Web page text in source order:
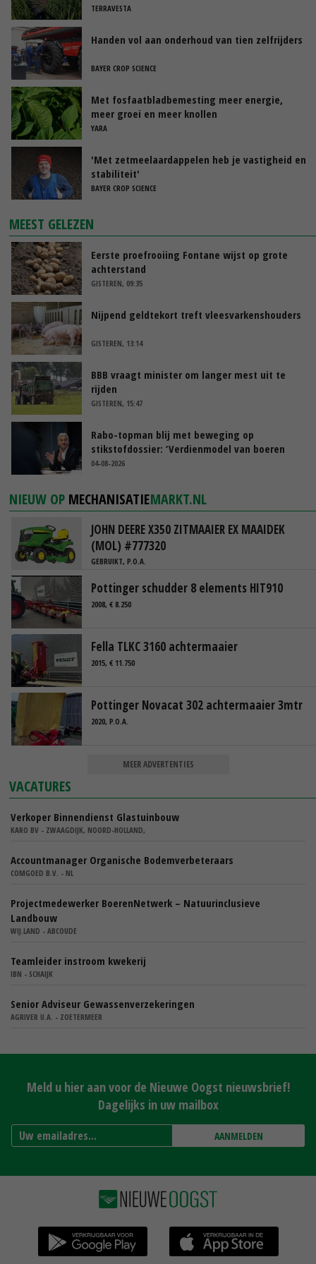
TERRAVESTA
Handen vol aan onderhoud van tien zelfrijders
BAYER CROP SCIENCE
Met fosfaatbladbemesting meer energie,
meer groei en meer knollen
YARA
'Met zetmeelaardappelen heb je vastigheid en
stabiliteit'
BAYER CROP SCIENCE
MEEST GELEZEN
Eerste proefrooiing Fontane wijst op grote
achterstand
GISTEREN, 09:35
Nijpend geldtekort treft vleesvarkenshouders
GISTEREN, 13:14
BBB vraagt minister om langer mest uit te
rijden
GISTEREN, 15:47
Rabo-topman blij met beweging op
stikstofdossier: ‘Verdienmodel van boeren
blijft cruciaal’
04-08-2026
NIEUW OP MECHANISATIEMARKT.NL
JOHN DEERE X350 ZITMAAIER EX MAAIDEK
(MOL) #777320
GEBRUIKT, P.O.A.
Pottinger schudder 8 elements HIT910
2008, € 8.250
Fella TLKC 3160 achtermaaier
2015, € 11.750
Pottinger Novacat 302 achtermaaier 3mtr
2020, P.O.A.
MEER ADVERTENTIES
VACATURES
Verkoper Binnendienst Glastuinbouw
KARO BV - ZWAAGDIJK, NOORD-HOLLAND,
Accountmanager Organische Bodemverbeteraars
COMGOED B.V. - NL
Projectmedewerker BoerenNetwerk – Natuurinclusieve
Landbouw
WIJ.LAND - ABCOUDE
Teamleider instroom kwekerij
IBN - SCHAIJK
Senior Adviseur Gewassenverzekeringen
AGRIVER U.A. - ZOETERMEER
Meld u hier aan voor de Nieuwe Oogst nieuwsbrief!
Dagelijks in uw mailbox
AANMELDEN